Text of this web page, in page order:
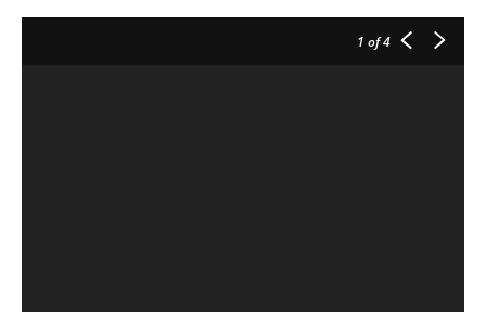
1 of 4